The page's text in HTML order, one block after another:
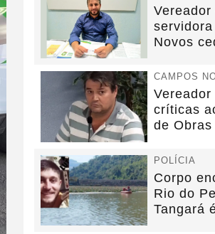
Vereador
Novos
CAMPOS
críticas
de Obras
POLÍCIA
Corpo
Rio do
Tangará